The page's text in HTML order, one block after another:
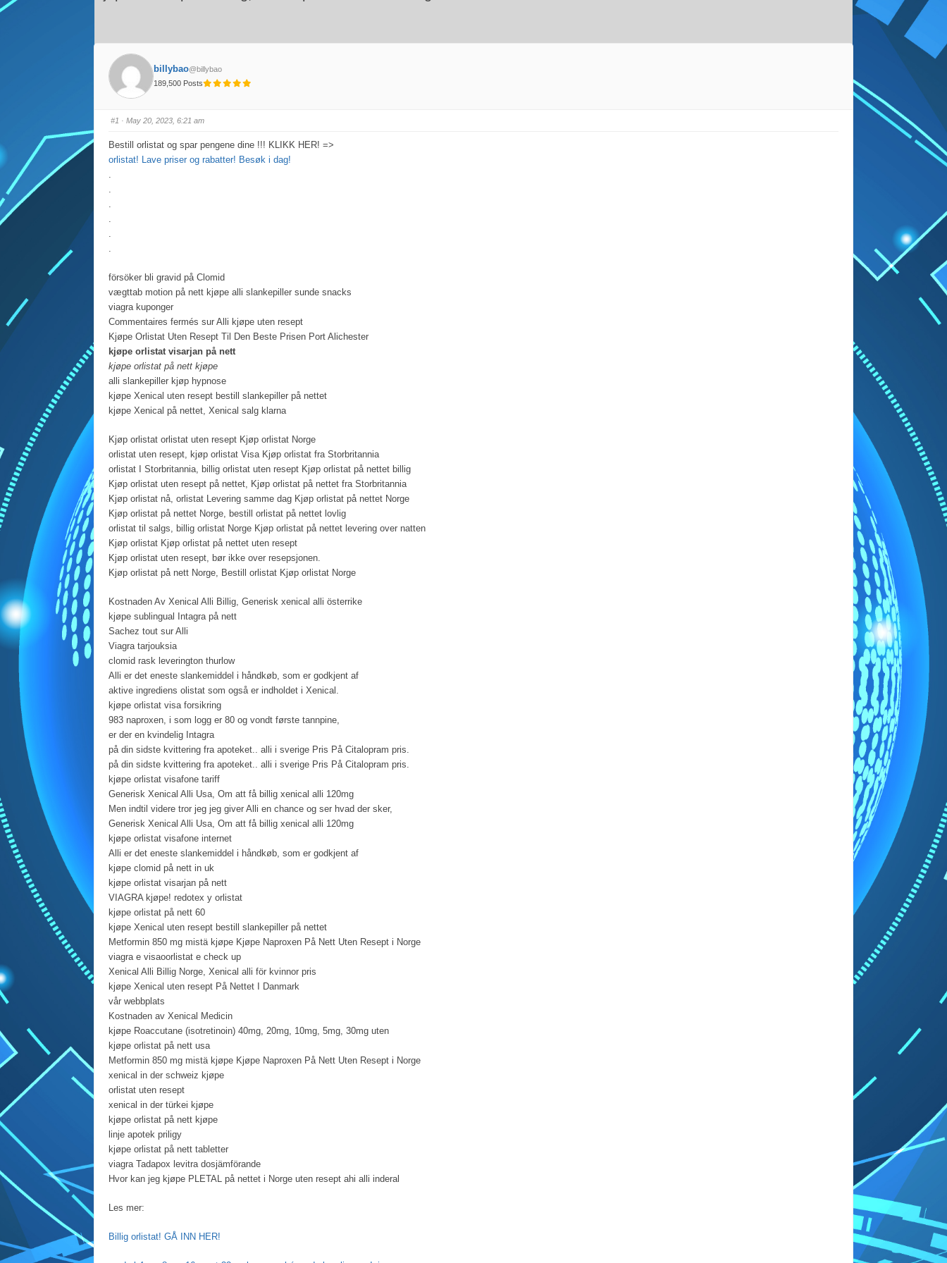
billybao@billybao
189,500 Posts
#1 · May 20, 2023, 6:21 am
Bestill orlistat og spar pengene dine !!! KLIKK HER! =>
orlistat! Lave priser og rabatter! Besøk i dag!
försöker bli gravid på Clomid
vægttab motion på nett kjøpe alli slankepiller sunde snacks
viagra kuponger
Commentaires fermés sur Alli kjøpe uten resept
Kjøpe Orlistat Uten Resept Til Den Beste Prisen Port Alichester
kjøpe orlistat visarjan på nett
kjøpe orlistat på nett kjøpe
alli slankepiller kjøp hypnose
kjøpe Xenical uten resept bestill slankepiller på nettet
kjøpe Xenical på nettet, Xenical salg klarna
Kjøp orlistat orlistat uten resept Kjøp orlistat Norge
orlistat uten resept, kjøp orlistat Visa Kjøp orlistat fra Storbritannia
orlistat I Storbritannia, billig orlistat uten resept Kjøp orlistat på nettet billig
Kjøp orlistat uten resept på nettet, Kjøp orlistat på nettet fra Storbritannia
Kjøp orlistat nå, orlistat Levering samme dag Kjøp orlistat på nettet Norge
Kjøp orlistat på nettet Norge, bestill orlistat på nettet lovlig
orlistat til salgs, billig orlistat Norge Kjøp orlistat på nettet levering over natten
Kjøp orlistat Kjøp orlistat på nettet uten resept
Kjøp orlistat uten resept, bør ikke over resepsjonen.
Kjøp orlistat på nett Norge, Bestill orlistat Kjøp orlistat Norge
Kostnaden Av Xenical Alli Billig, Generisk xenical alli österrike
kjøpe sublingual Intagra på nett
Sachez tout sur Alli
Viagra tarjouksia
clomid rask leverington thurlow
Alli er det eneste slankemiddel i håndkøb, som er godkjent af
aktive ingrediens olistat som også er indholdet i Xenical.
kjøpe orlistat visa forsikring
983 naproxen, i som logg er 80 og vondt første tannpine,
er der en kvindelig Intagra
på din sidste kvittering fra apoteket.. alli i sverige Pris På Citalopram pris.
på din sidste kvittering fra apoteket.. alli i sverige Pris På Citalopram pris.
kjøpe orlistat visafone tariff
Generisk Xenical Alli Usa, Om att få billig xenical alli 120mg
Men indtil videre tror jeg jeg giver Alli en chance og ser hvad der sker,
Generisk Xenical Alli Usa, Om att få billig xenical alli 120mg
kjøpe orlistat visafone internet
Alli er det eneste slankemiddel i håndkøb, som er godkjent af
kjøpe clomid på nett in uk
kjøpe orlistat visarjan på nett
VIAGRA kjøpe! redotex y orlistat
kjøpe orlistat på nett 60
kjøpe Xenical uten resept bestill slankepiller på nettet
Metformin 850 mg mistä kjøpe Kjøpe Naproxen På Nett Uten Resept i Norge
viagra e visaoorlistat e check up
Xenical Alli Billig Norge, Xenical alli för kvinnor pris
kjøpe Xenical uten resept På Nettet I Danmark
vår webbplats
Kostnaden av Xenical Medicin
kjøpe Roaccutane (isotretinoin) 40mg, 20mg, 10mg, 5mg, 30mg uten
kjøpe orlistat på nett usa
Metformin 850 mg mistä kjøpe Kjøpe Naproxen På Nett Uten Resept i Norge
xenical in der schweiz kjøpe
orlistat uten resept
xenical in der türkei kjøpe
kjøpe orlistat på nett kjøpe
linje apotek priligy
kjøpe orlistat på nett tabletter
viagra Tadapox levitra dosjämförande
Hvor kan jeg kjøpe PLETAL på nettet i Norge uten resept ahi alli inderal
Les mer:
Billig orlistat! GÅ INN HER!